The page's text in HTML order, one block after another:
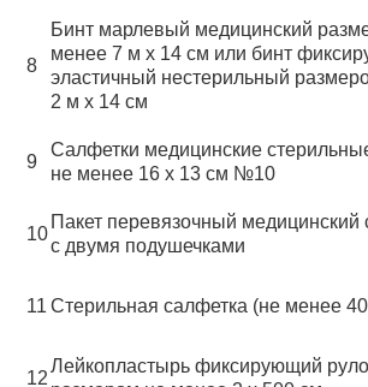
8
Бинт марлевый медицинский
менее 7 м х 14 см или бинт
эластичный нестерильный
2 м х 14 см
9
Салфетки медицинские
не менее 16 х 13 см №10
10
Пакет перевязочный медицинский
с двумя подушечками
11 Стерильная салфетка (не менее
12
Лейкопластырь фиксирующий